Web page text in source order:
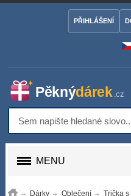
PŘIHLÁŠENÍ
MENU
Dárky Oblečení Trička